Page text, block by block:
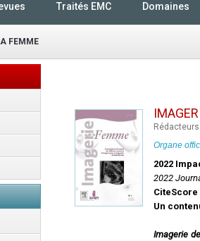
Traités EMC Domaines
FEMME
Organe
2022
2022
CiteScore
Un
Imagerie